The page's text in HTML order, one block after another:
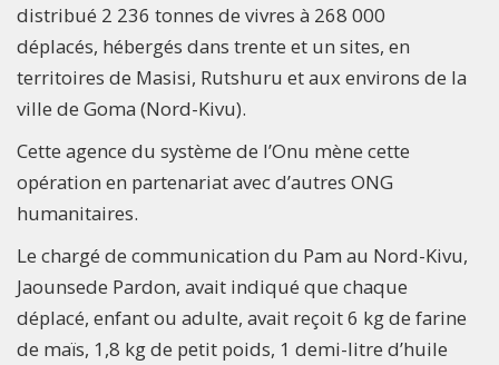
distribué 2 236 tonnes de vivres à 268 000
déplacés, hébergés dans trente et un sites, en
territoires de Masisi, Rutshuru et aux environs de la
ville de Goma (Nord-Kivu).
Cette agence du système de l’Onu mène cette
opération en partenariat avec d’autres ONG
humanitaires.
Le chargé de communication du Pam au Nord-Kivu,
Jaounsede Pardon, avait indiqué que chaque
déplacé, enfant ou adulte, avait reçoit 6 kg de farine
de maïs, 1,8 kg de petit poids, 1 demi-litre d’huile